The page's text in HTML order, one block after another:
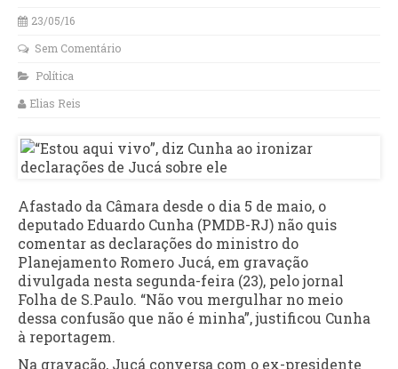
23/05/16
Sem Comentário
Política
Elias Reis
Afastado da Câmara desde o dia 5 de maio, o
deputado Eduardo Cunha (PMDB-RJ) não quis
comentar as declarações do ministro do
Planejamento Romero Jucá, em gravação
divulgada nesta segunda-feira (23), pelo jornal
Folha de S.Paulo. “Não vou mergulhar no meio
dessa confusão que não é minha”, justificou Cunha
à reportagem.
Na gravação, Jucá conversa com o ex-presidente